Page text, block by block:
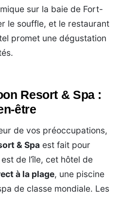
sur la baie de Fort-
le souffle, et le restaurant
promet une dégustation
Resort & Spa :
être
de vos préoccupations,
& Spa est fait pour
de l’île, cet hôtel de
à la plage, une piscine
de classe mondiale. Les